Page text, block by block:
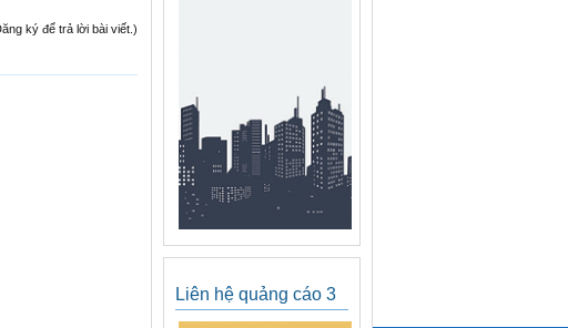
ký để trả lời bài viết.)
Liên hệ quảng cáo 3